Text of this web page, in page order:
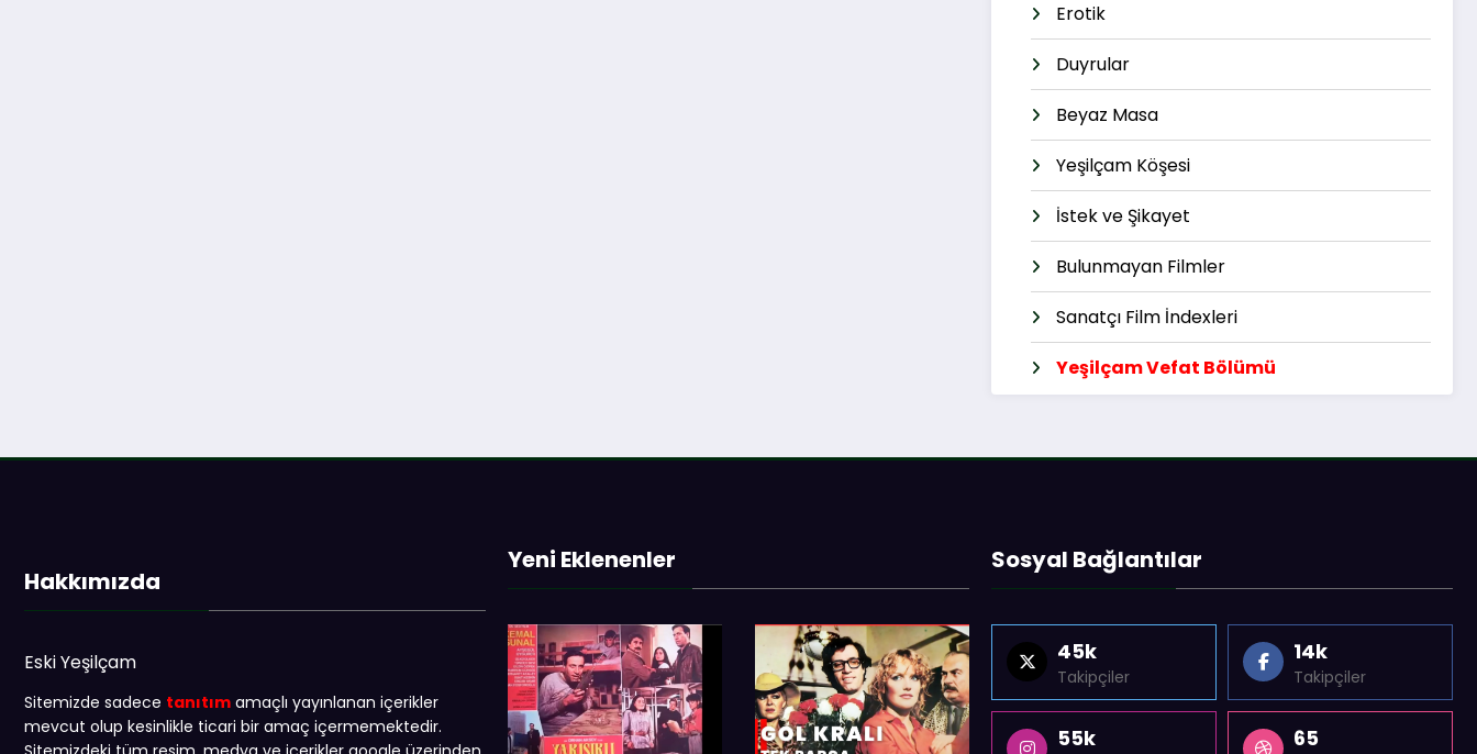
Erotik
Duyrular
Beyaz Masa
Yeşilçam Köşesi
İstek ve Şikayet
Bulunmayan Filmler
Sanatçı Film İndexleri
Yeşilçam Vefat Bölümü
Hakkımızda
Eski Yeşilçam
Sitemizde sadece tanıtım amaçlı yayınlanan içerikler
mevcut olup kesinlikle ticari bir amaç içermemektedir.
Yeni Eklenenler Sosyal Bağlantılar
45k
Takipçiler
14k
Takipçiler
55k 65